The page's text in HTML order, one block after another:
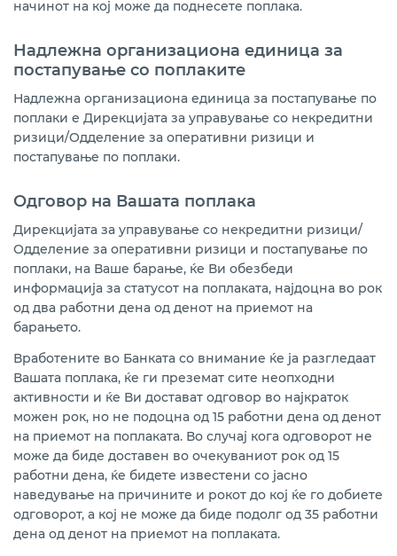
начинот на кој може да поднесете поплака.
Надлежна организациона единица за
постапување со поплаките
Надлежна организациона единица за постапување по
поплаки е Дирекцијата за управување со некредитни
ризици/Одделение за оперативни ризици и
постапување по поплаки.
Одговор на Вашата поплака
Дирекцијата за управување со некредитни ризици/
Одделение за оперативни ризици и постапување по
поплаки, на Ваше барање, ќе Ви обезбеди
информација за статусот на поплаката, најдоцна во рок
од два работни дена од денот на приемот на
барањето.
Вработените во Банката со внимание ќе ја разгледаат
Вашата поплака, ќе ги преземат сите неопходни
активности и ќе Ви достават одговор во најкраток
можен рок, но не подоцна од 15 работни дена од денот
на приемот на поплаката. Во случај кога одговорот не
може да биде доставен во очекуваниот рок од 15
работни дена, ќе бидете известени со јасно
наведување на причините и рокот до кој ќе го добиете
одговорот, а кој не може да биде подолг од 35 работни
дена од денот на приемот на поплаката.